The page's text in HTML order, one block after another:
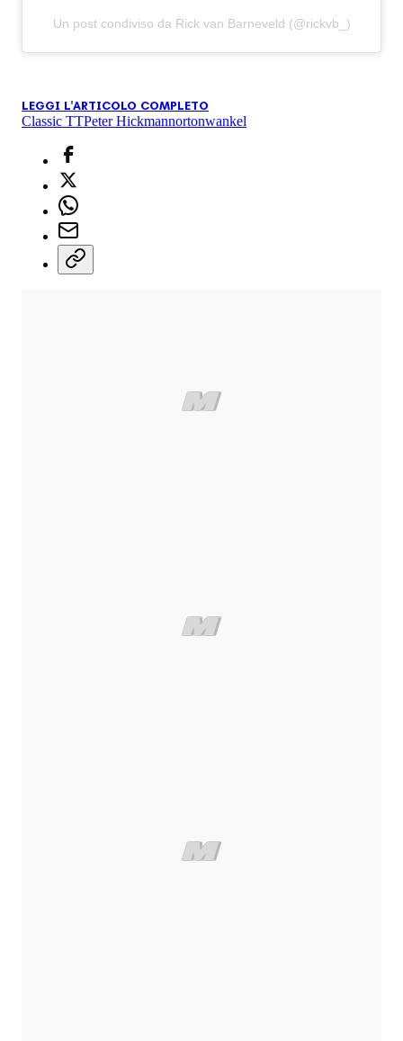
Un post condiviso da Rick van Barneveld (@rickvb_)
LEGGI L'ARTICOLO COMPLETO
Classic TTPeter Hickmannortonwankel